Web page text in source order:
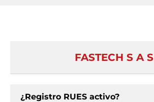
FASTECH S A S
¿Registro RUES activo?